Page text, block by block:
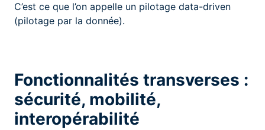
C’est ce que l’on appelle un pilotage data-driven
(pilotage par la donnée).
Fonctionnalités transverses :
sécurité, mobilité,
interopérabilité